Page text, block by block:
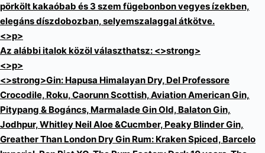
pörkölt kakaóbab és 3 szem fügebonbon vegyes ízekben,
elegáns díszdobozban, selyemszalaggal átkötve.
<>p>
Az alábbi italok közöl választhatsz: <>strong>
<>p>
<>strong>Gin: Hapusa Himalayan Dry, Del Professore
Crocodile, Roku, Caorunn Scottish, Aviation American Gin,
Pitypang & Bogáncs, Marmalade Gin Old, Balaton Gin,
Jodhpur, Whitley Neil Aloe &Cucmber, Peaky Blinder Gin,
Greather Than London Dry Gin Rum: Kraken Spiced, Barcelo